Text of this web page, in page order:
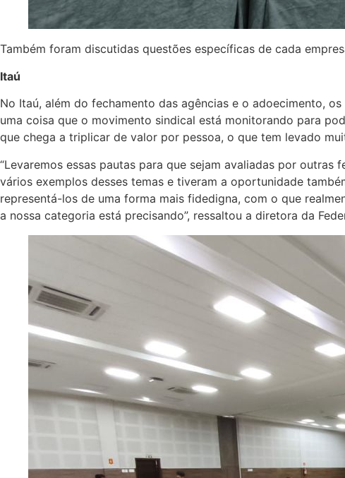
Também foram discutidas questões específicas de cada
Itaú
No Itaú, além do fechamento das agências e o adoecimento,
uma coisa que o movimento sindical está monitorando para
que chega a triplicar de valor por pessoa, o que tem levado
“Levaremos essas pautas para que sejam avaliadas por
vários exemplos desses temas e tiveram a oportunidade
representá-los de uma forma mais fidedigna, com o que
a nossa categoria está precisando”, ressaltou a diretora da